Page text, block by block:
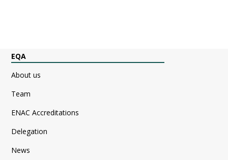
EQA
About us
Team
ENAC Accreditations
Delegation
News